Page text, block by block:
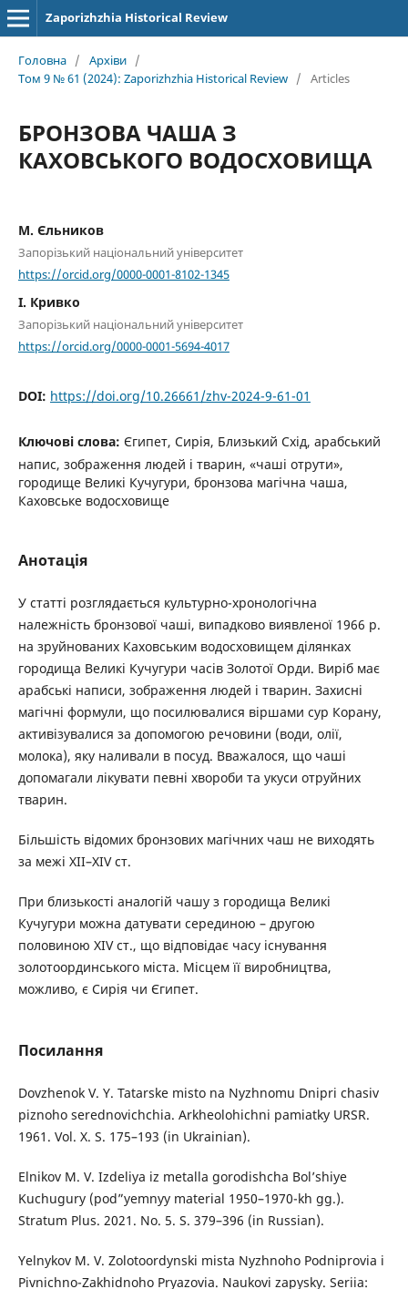
Zaporizhzhia Historical Review
Головна / Архіви /
Том 9 № 61 (2024): Zaporizhzhia Historical Review / Articles
БРОНЗОВА ЧАША З
КАХОВСЬКОГО ВОДОСХОВИЩА
М. Єльников
Запорізький національний університет
https://orcid.org/0000-0001-8102-1345
І. Кривко
Запорізький національний університет
https://orcid.org/0000-0001-5694-4017
DOI: https://doi.org/10.26661/zhv-2024-9-61-01
Ключові слова: Єгипет, Сирія, Близький Схід, арабський
напис, зображення людей і тварин, «чаші отрути»,
городище Великі Кучугури, бронзова магічна чаша,
Каховське водосховище
Анотація
У статті розглядається культурно-хронологічна
належність бронзової чаші, випадково виявленої 1966 р.
на зруйнованих Каховським водосховищем ділянках
городища Великі Кучугури часів Золотої Орди. Виріб має
арабські написи, зображення людей і тварин. Захисні
магічні формули, що посилювалися віршами сур Корану,
активізувалися за допомогою речовини (води, олії,
молока), яку наливали в посуд. Вважалося, що чаші
допомагали лікувати певні хвороби та укуси отруйних
тварин.
Більшість відомих бронзових магічних чаш не виходять
за межі XII–XIV ст.
При близькості аналогій чашу з городища Великі
Кучугури можна датувати серединою – другою
половиною XIV ст., що відповідає часу існування
золотоординського міста. Місцем її виробництва,
можливо, є Сирія чи Єгипет.
Посилання
Dovzhenok V. Y. Tatarske misto na Nyzhnomu Dnipri chasiv
piznoho serednovichchia. Arkheolohichni pamiatky URSR.
1961. Vol. X. S. 175–193 (in Ukrainian).
Elnikov M. V. Izdeliya iz metalla gorodishcha Bol’shiye
Kuchugury (pod”yemnyy material 1950–1970-kh gg.).
Stratum Plus. 2021. No. 5. S. 379–396 (in Russian).
Yelnykov M. V. Zolotoordynski mista Nyzhnoho Podniprovia i
Pivnichno-Zakhidnoho Pryazovia. Naukovi zapysky. Seriia: